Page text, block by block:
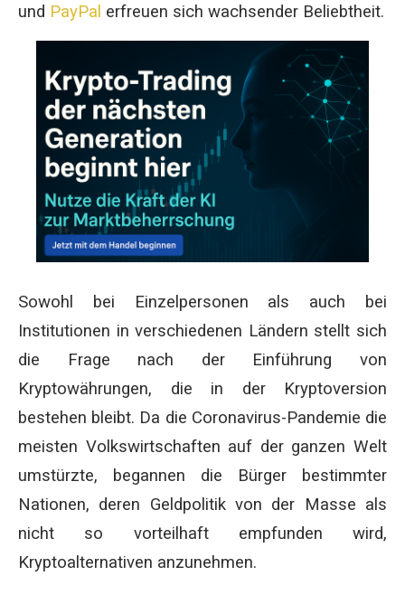
und PayPal erfreuen sich wachsender Beliebtheit.
Sowohl bei Einzelpersonen als auch bei
Institutionen in verschiedenen Ländern stellt sich
die Frage nach der Einführung von
Kryptowährungen, die in der Kryptoversion
bestehen bleibt. Da die Coronavirus-Pandemie die
meisten Volkswirtschaften auf der ganzen Welt
umstürzte, begannen die Bürger bestimmter
Nationen, deren Geldpolitik von der Masse als
nicht so vorteilhaft empfunden wird,
Kryptoalternativen anzunehmen.